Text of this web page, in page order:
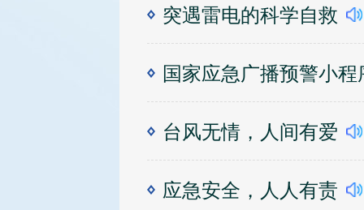
突遇雷电的科学自救
国家应急广播预警小程
台风无情，人间有爱
应急安全，人人有责